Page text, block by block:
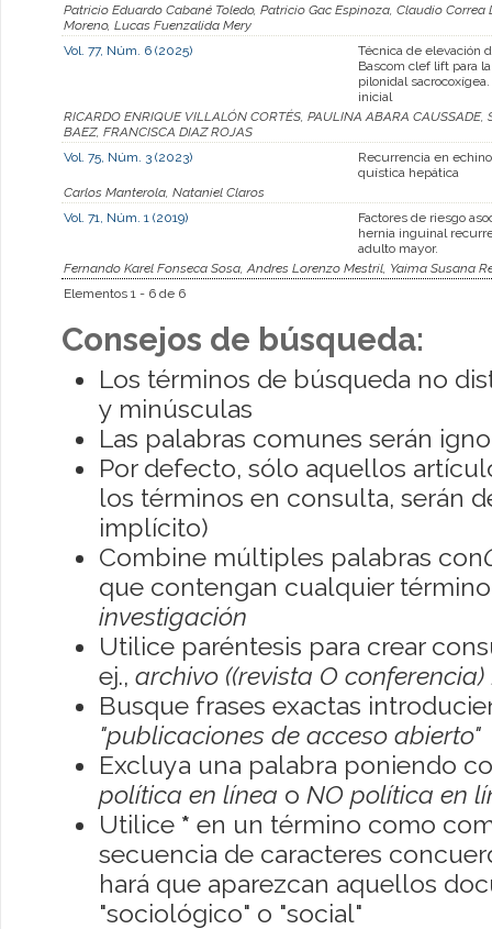
Patricio Eduardo Cabané Toledo, Patricio Gac Espinoza, Claudio
Moreno, Lucas Fuenzalida Mery
Vol. 77, Núm. 6 (2025)
Técnica de elevación
Bascom clef lift para
pilonidal
inicial
RICARDO ENRIQUE VILLALÓN CORTÉS, PAULINA ABARA
BAEZ, FRANCISCA DIAZ ROJAS
Vol. 75, Núm. 3 (2023)
Recurrencia en
quística hepática
Carlos Manterola, Nataniel Claros
Vol. 71, Núm. 1 (2019)
Factores de riesgo
hernia inguinal
adulto mayor.
Fernando Karel Fonseca Sosa, Andres Lorenzo Mestril, Yaima Susana
Elementos 1 - 6 de 6
Consejos de búsqueda:
Los términos de búsqueda no
y minúsculas
Las palabras comunes serán
Por defecto, sólo aquellos
los términos en consulta, serán
implícito)
Combine múltiples palabras con
que contengan cualquier
investigación
Utilice paréntesis para crear
ej., archivo ((revista O conferencia)
Busque frases exactas
"publicaciones de acceso abierto"
Excluya una palabra poniendo
política en línea o NO política en
Utilice * en un término como
secuencia de caracteres
hará que aparezcan aquellos
"sociológico" o "social"